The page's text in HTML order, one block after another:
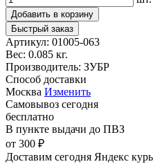
Добавить в корзину
Быстрый заказ
Артикул: 01005-063
Вес: 0.085 кг.
Производитель: ЗУБР
Способ доставки
Москва Изменить
Самовывоз сегодня
бесплатно
В пункте выдачи до ПВЗ
от 300 ₽
Доставим сегодня Яндекс